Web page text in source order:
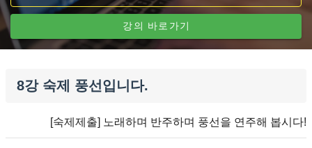
강의 바로가기
8강 숙제 풍선입니다.
[숙제제출] 노래하며 반주하며 풍선을 연주해 봅시다!